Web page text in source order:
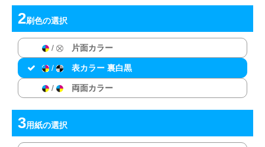
刷色の選択
/ 片面カラー
/ 表カラー 裏白黒
/ 両面カラー
用紙の選択